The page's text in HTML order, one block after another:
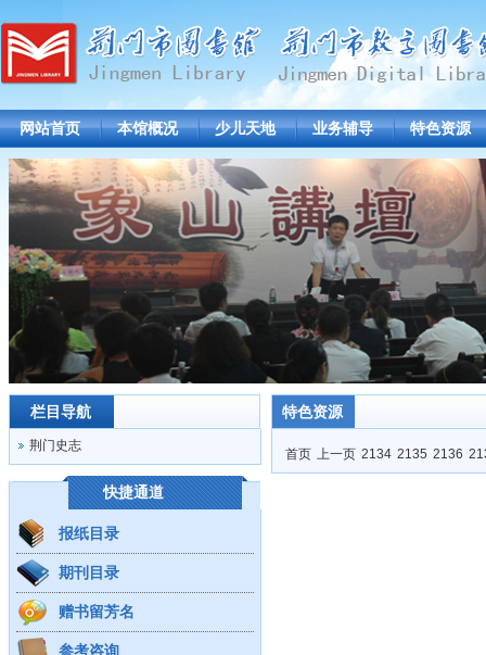
网站首页 本馆概况 少儿天地 业务辅导 特色资源
栏目导航
荆门史志
快捷通道
报纸目录
期刊目录
赠书留芳名
参考咨询
特色资源
首页 上一页 2134 2135 2136